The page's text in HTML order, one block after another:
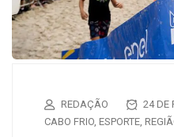
REDAÇÃO
24 DE
CABO FRIO ESPORTE